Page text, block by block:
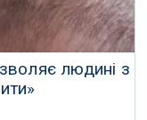
людині з